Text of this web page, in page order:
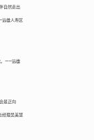
自然走出
远雄人寿区
。——远雄
是正向
经理吴美慧